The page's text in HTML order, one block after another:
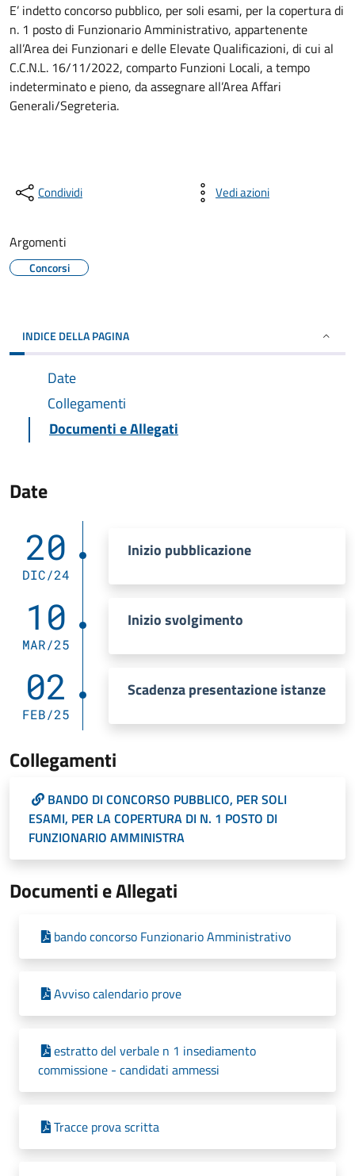
E’ indetto concorso pubblico, per soli esami, per la copertura di
n. 1 posto di Funzionario Amministrativo, appartenente
all’Area dei Funzionari e delle Elevate Qualificazioni, di cui al
C.C.N.L. 16/11/2022, comparto Funzioni Locali, a tempo
indeterminato e pieno, da assegnare all’Area Affari
Generali/Segreteria.
Condividi Vedi azioni
Argomenti
Concorsi
INDICE DELLA PAGINA
Date
Collegamenti
Documenti e Allegati
Date
20
DIC/24
Inizio pubblicazione
10
MAR/25
Inizio svolgimento
02
FEB/25
Scadenza presentazione istanze
Collegamenti
BANDO DI CONCORSO PUBBLICO, PER SOLI
ESAMI, PER LA COPERTURA DI N. 1 POSTO DI
FUNZIONARIO AMMINISTRA
Documenti e Allegati
bando concorso Funzionario Amministrativo
Avviso calendario prove
estratto del verbale n 1 insediamento
commissione - candidati ammessi
Tracce prova scritta